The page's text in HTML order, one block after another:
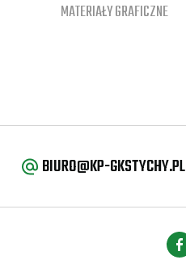
MATERIAŁY GRAFICZNE
BIURO@KP-GKSTYCHY.PL